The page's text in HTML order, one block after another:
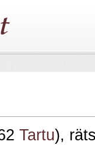
Tartu),